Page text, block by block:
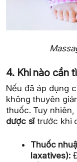
4. Khi nào cần
Nếu đã áp dụng
không thuyên
thuốc. Tuy nhiên,
dược sĩtrước khi
Thuốc
laxatives):